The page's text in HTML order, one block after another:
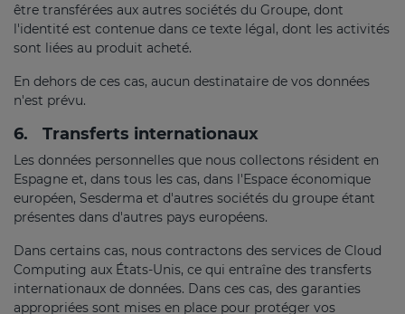
être transférées aux autres sociétés du Groupe, dont
l'identité est contenue dans ce texte légal, dont les activités
sont liées au produit acheté.
En dehors de ces cas, aucun destinataire de vos données
n'est prévu.
6. Transferts internationaux
Les données personnelles que nous collectons résident en
Espagne et, dans tous les cas, dans l'Espace économique
européen, Sesderma et d'autres sociétés du groupe étant
présentes dans d'autres pays européens.
Dans certains cas, nous contractons des services de Cloud
Computing aux États-Unis, ce qui entraîne des transferts
internationaux de données. Dans ces cas, des garanties
appropriées sont mises en place pour protéger vos